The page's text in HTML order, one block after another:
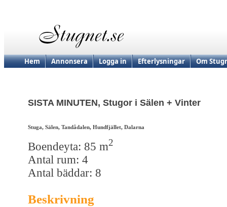
Hem Annonsera Logga in Efterlysningar Om
SISTA MINUTEN, Stugor i Sälen + Vinter
Stuga, Sälen, Tandådalen, Hundfjället, Dalarna
Boendeyta: 85 m2
Antal rum: 4
Antal bäddar: 8
Beskrivning